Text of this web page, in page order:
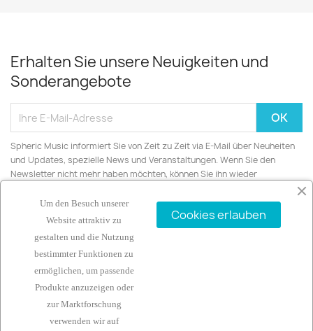
Erhalten Sie unsere Neuigkeiten und
Sonderangebote
Spheric Music informiert Sie von Zeit zu Zeit via E-Mail über Neuheiten
und Updates, spezielle News und Veranstaltungen. Wenn Sie den
Newsletter nicht mehr haben möchten, können Sie ihn wieder
ARTIKEL
UNTERNEHMEN
Um den Besuch unserer
Website attraktiv zu
gestalten und die Nutzung
bestimmter Funktionen zu
ermöglichen, um passende
Produkte anzuzeigen oder
zur Marktforschung
verwenden wir auf
Cookies erlauben